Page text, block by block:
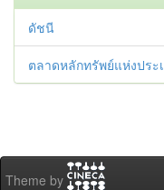
ดัชนี
ตลาดหลักทรัพย์แห่งประ
Theme by